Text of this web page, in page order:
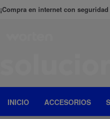
¡Compra en internet con
INICIO ACCESORIOS